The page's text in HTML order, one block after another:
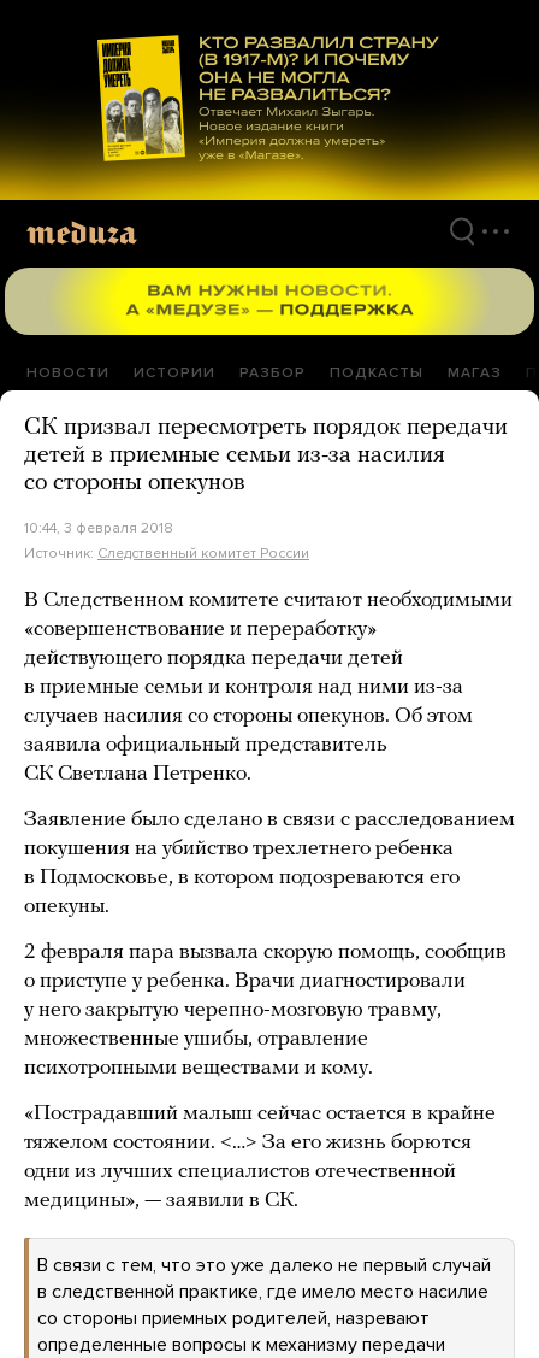
материалам
НОВОСТИ ИСТОРИИ РАЗБОР ПОДКАСТЫ МАГАЗ
СК призвал пересмотреть порядок передачи
детей в приемные семьи из-за насилия
со стороны опекунов
10:44, 3 февраля 2018
Источник: Следственный комитет России
В Следственном комитете считают необходимыми
«совершенствование и переработку»
действующего порядка передачи детей
в приемные семьи и контроля над ними из-за
случаев насилия со стороны опекунов. Об этом
заявила официальный представитель
СК Светлана Петренко.
Заявление было сделано в связи с расследованием
покушения на убийство трехлетнего ребенка
в Подмосковье, в котором подозреваются его
опекуны.
2 февраля пара вызвала скорую помощь, сообщив
о приступе у ребенка. Врачи диагностировали
у него закрытую черепно-мозговую травму,
множественные ушибы, отравление
психотропными веществами и кому.
«Пострадавший малыш сейчас остается в крайне
тяжелом состоянии. <…> За его жизнь борются
одни из лучших специалистов отечественной
медицины», — заявили в СК.
В связи с тем, что это уже далеко не первый случай
в следственной практике, где имело место насилие
со стороны приемных родителей, назревают
определенные вопросы к механизму передачи